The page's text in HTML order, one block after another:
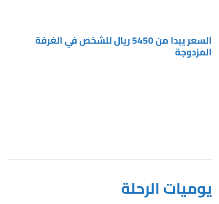
السعر يبدا من 5450 ريال للشخص في الغرفة
المزدوجة
يوميات الرحلة